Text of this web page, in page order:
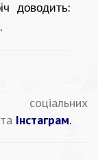
доводить:
та Інстаграм.